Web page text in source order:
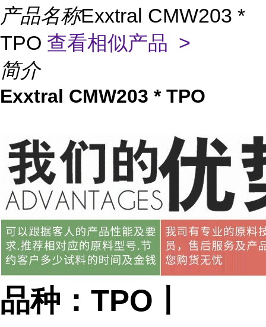
产品名称Exxtral CMW203 *
TPO 查看相似产品 >
简介
Exxtral CMW203 * TPO
品种：TPO丨